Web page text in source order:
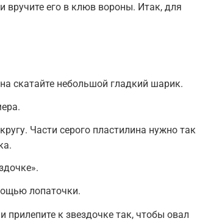
вручите его в клюв вороны. Итак, для
скатайте небольшой гладкий шарик.
Части серого пластилина нужно так
лопаточки.
прилепите к звездочке так, чтобы овал